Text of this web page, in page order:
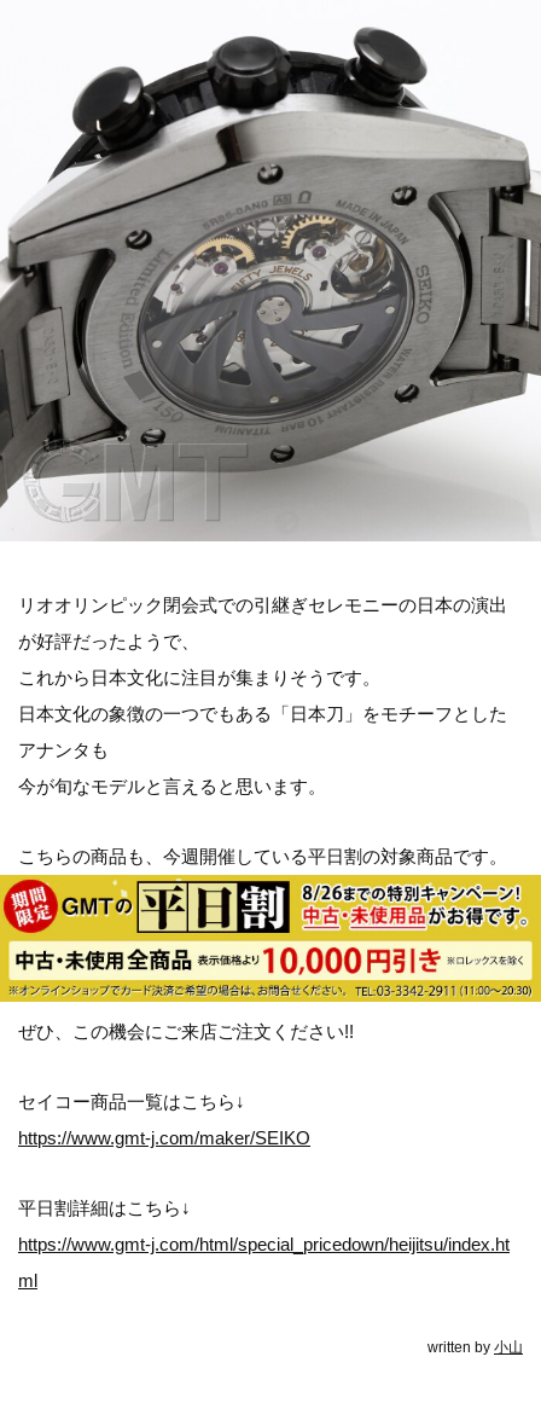
リオオリンピック閉会式での引継ぎセレモニーの日本の演出
が好評だったようで、
これから日本文化に注目が集まりそうです。
日本文化の象徴の一つでもある「日本刀」をモチーフとした
アナンタも
今が旬なモデルと言えると思います。
こちらの商品も、今週開催している平日割の対象商品です。
ぜひ、この機会にご来店ご注文ください!!
セイコー商品一覧はこちら↓
https://www.gmt-j.com/maker/SEIKO
平日割詳細はこちら↓
https://www.gmt-j.com/html/special_pricedown/heijitsu/index.ht
ml
written by 小山